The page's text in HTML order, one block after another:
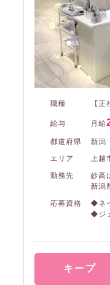
職種 【
給与 月給
都道府県
新潟
エリア
上越
勤務先
妙高
新潟
応募資格
◆ネ
◆ジ
キープ